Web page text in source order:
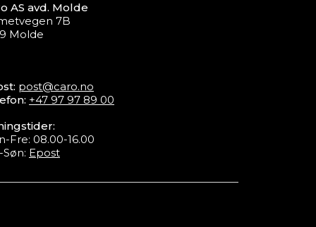
AS avd. Molde
7B
Molde
post@caro.no
+47 97 97 89 00
Fre: 08.00-16.00
Epost